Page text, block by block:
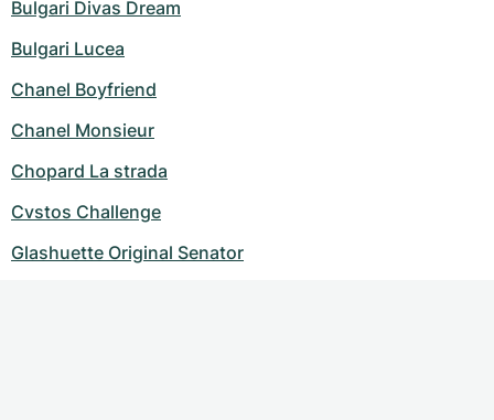
Bulgari Divas Dream
Bulgari Lucea
Chanel Boyfriend
Chanel Monsieur
Chopard La strada
Cvstos Challenge
Glashuette Original Senator